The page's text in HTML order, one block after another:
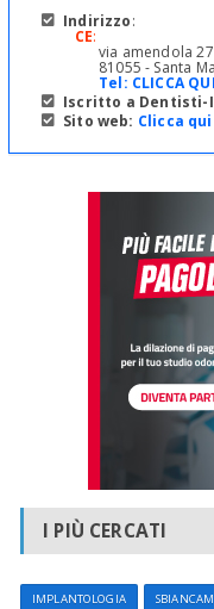
Indirizzo:
CE:
via amendola 27
81055 - Santa
Tel: CLICCA QUI
Iscritto a
Sito web: Clicca qui
I PIÙ CERCATI
IMPLANTOLOGIA